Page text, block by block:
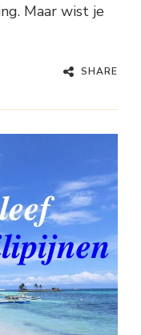
Maar wist je
SHARE